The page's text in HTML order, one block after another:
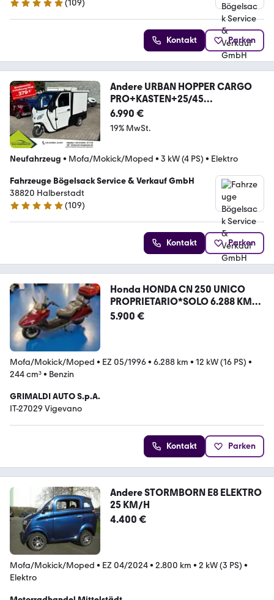
5 Sterne (109)
Kontakt Parken
Andere URBAN HOPPER CARGO
PRO+KASTEN+25/45
KMH+60V100Ah
6.990 €
19% MwSt.
Neufahrzeug • Mofa/Mokick/Moped • 3 kW (4 PS) • Elektro
Fahrzeuge Bögelsack Service & Verkauf GmbH
38820 Halberstadt
5 Sterne
(109)
Kontakt Parken
Honda HONDA CN 250 UNICO
PROPRIETARIO*SOLO 6.288 KM
DA
5.900 €
Mofa/Mokick/Moped • EZ 05/1996• 6.288 km • 12 kW (16 PS) •
244 cm³• Benzin
GRIMALDI AUTO S.p.A.
IT-27029 Vigevano
Kontakt Parken
Andere STORMBORN E8 ELEKTRO
25 KM/H
4.400 €
Mofa/Mokick/Moped • EZ 04/2024• 2.800 km • 2 kW (3 PS) •
Elektro